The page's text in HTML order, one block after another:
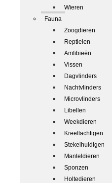
Wieren
Fauna
Zoogdieren
Reptielen
Amfibieën
Vissen
Dagvlinders
Nachtvlinders
Microvlinders
Libellen
Weekdieren
Kreeftachtigen
Stekelhuidigen
Manteldieren
Sponzen
Holtedieren